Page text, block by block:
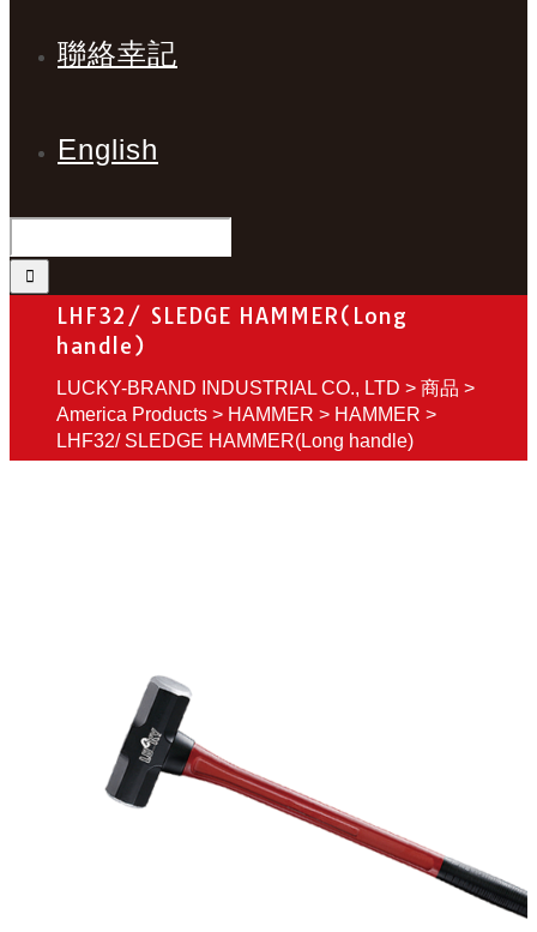
聯絡幸記
English
LHF32/ SLEDGE HAMMER(Long
handle)
LUCKY-BRAND INDUSTRIAL CO., LTD > 商品 >
America Products > HAMMER > HAMMER >
LHF32/ SLEDGE HAMMER(Long handle)